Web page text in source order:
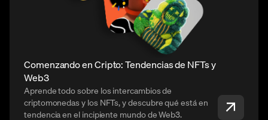
Comenzando en Cripto: Tendencias de NFTs y
Web3
Aprende todo sobre los intercambios de
criptomonedas y los NFTs, y descubre qué está en
tendencia en el incipiente mundo de Web3.